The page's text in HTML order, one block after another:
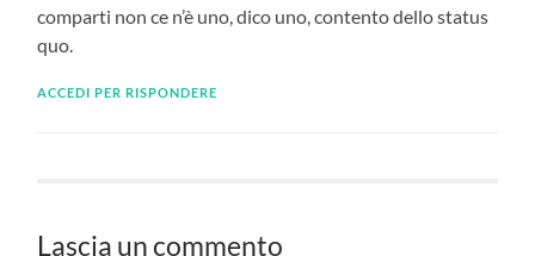
comparti non ce n’è uno, dico uno, contento dello status
quo.
ACCEDI PER RISPONDERE
Lascia un commento